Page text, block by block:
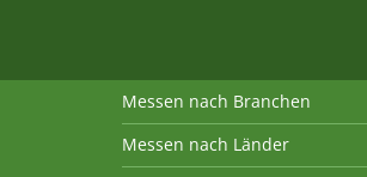
Messen nach Branchen
Messen nach Länder